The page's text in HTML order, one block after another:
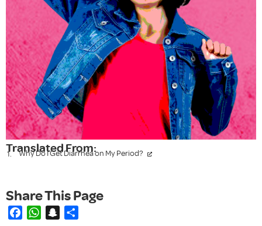
Translated From:
Why Do I Get Diarrhea on My Period?
FacebookWhatsAppSnapchat